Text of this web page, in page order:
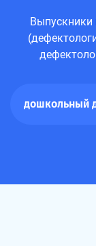
Выпускники
дошкольный